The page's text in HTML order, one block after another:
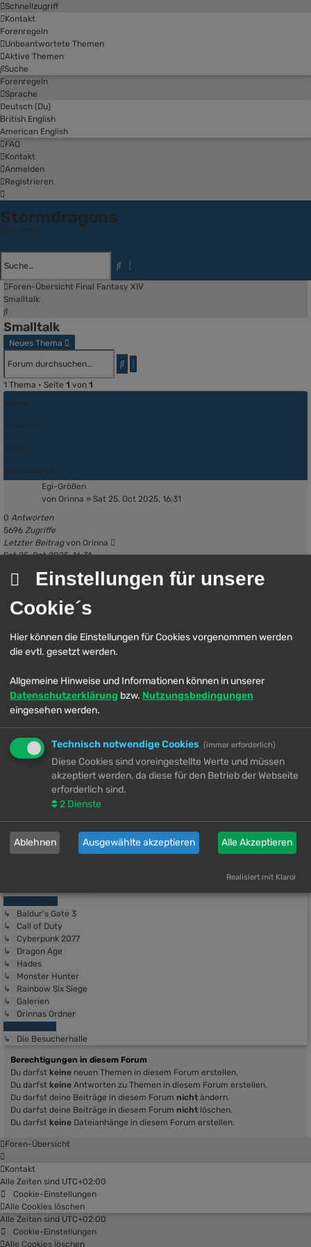
Schnellzugriff
Kontakt
Forenregeln
Unbeantwortete Themen
Aktive Themen
Suche
Forenregeln
Sprache
Deutsch (Du)
British English
American English
FAQ
Kontakt
Anmelden
Registrieren
Stormdragons
Zum Inhalt
SucheSuche
Foren-Übersicht Final Fantasy XIV
Smalltalk
Suche
Smalltalk
Neues Thema
Suche
Erweiterte
Suche
1 Thema • Seite 1 von 1
Themen
Antworten
Zugriffe
Letzter Beitrag
Egi-Größen
von Orinna » Sat 25. Oct 2025, 16:31
0 Antworten
5696 Zugriffe
Letzter Beitragvon Orinna
Sat 25. Oct 2025, 16:31
Neues Thema
Anzeigen:
1 Thema • Seite von 1
Zurück zur Foren-Übersicht
Gehe zu
Lobby
↳ Forenregeln
↳ Neuigkeiten- & Ankündigungen
↳ Fragen- & Verbesserungsvorschläge
↳ Intro Corner
↳ Geburtstage
↳ Smalltalk
↳ iRant
Andere Spiele
↳ Baldur's Gate 3
↳ Call of Duty
↳ Cyberpunk 2077
↳ Dragon Age
↳ Hades
↳ Monster Hunter
↳ Rainbow Six Siege
↳ Galerien
↳ Orinnas Ordner
Gästebereich
↳ Die Besucherhalle
Berechtigungen in diesem Forum
Du darfst keine neuen Themen in diesem Forum erstellen.
Du darfst keine Antworten zu Themen in diesem Forum erstellen.
Du darfst deine Beiträge in diesem Forum nicht ändern.
Du darfst deine Beiträge in diesem Forum nicht löschen.
Du darfst keine Dateianhänge in diesem Forum erstellen.
Foren-Übersicht
Kontakt
Alle Zeiten sind UTC+02:00
Cookie-Einstellungen
Alle Cookies löschen
Alle Zeiten sind UTC+02:00
Cookie-Einstellungen
Alle Cookies löschen
Einstellungen für unsere
Cookie´s
Hier können die Einstellungen für Cookies vorgenommen werden
die evtl. gesetzt werden.
Allgemeine Hinweise und Informationen können in unserer
Datenschutzerklärung bzw. Nutzungsbedingungen
eingesehen werden.
Technisch notwendige Cookies (immer erforderlich)
Diese Cookies sind voreingestellte Werte und müssen
akzeptiert werden, da diese für den Betrieb der Webseite
erforderlich sind.
2 Dienste
Ablehnen Ausgewählte akzeptieren Alle Akzeptieren
Realisiert mit Klaro!